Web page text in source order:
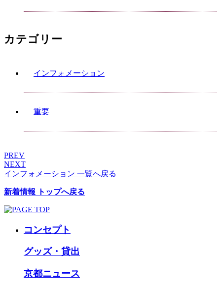
カテゴリー
インフォメーション
重要
PREV
NEXT
インフォメーション 一覧へ戻る
新着情報 トップへ戻る
コンセプト
グッズ・貸出
京都ニュース